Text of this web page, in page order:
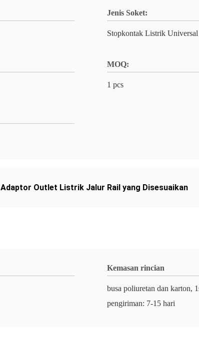
Jenis Soket:
Stopkontak Listrik Universal
MOQ:
1 pcs
Adaptor Outlet Listrik Jalur Rail yang Disesuaikan
Kemasan rincian
busa poliuretan dan karton,
pengiriman: 7-15 hari